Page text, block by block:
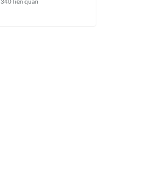
340liên quan